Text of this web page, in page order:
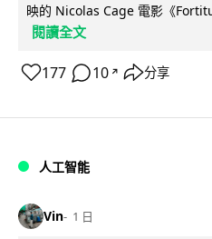
映的 Nicolas Cage 電影《
閱讀全文
177 10 ↗ 分享
人工智能
Vin 1 日